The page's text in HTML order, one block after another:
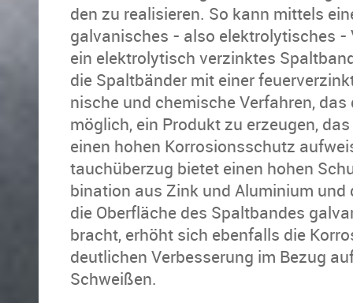
den zu rea­li­sie­ren. So kann mit­tels
gal­va­ni­sches - also elek­tro­ly­ti­sches -
ein elek­tro­ly­tisch ver­zink­tes
die Spalt­bän­der mit einer
ni­sche und che­mi­sche Ver­fah­ren,
mög­lich, ein Pro­dukt zu er­zeu­gen,
einen hohen Kor­ro­si­ons­schutz
tauch­über­zug bie­tet einen hohen
bi­na­ti­on aus Zink und Alu­mi­ni­um
die Ober­flä­che des Spalt­ban­des
bracht, er­höht sich eben­falls die
deut­li­chen Ver­bes­se­rung im Bezug
Schwei­ßen.